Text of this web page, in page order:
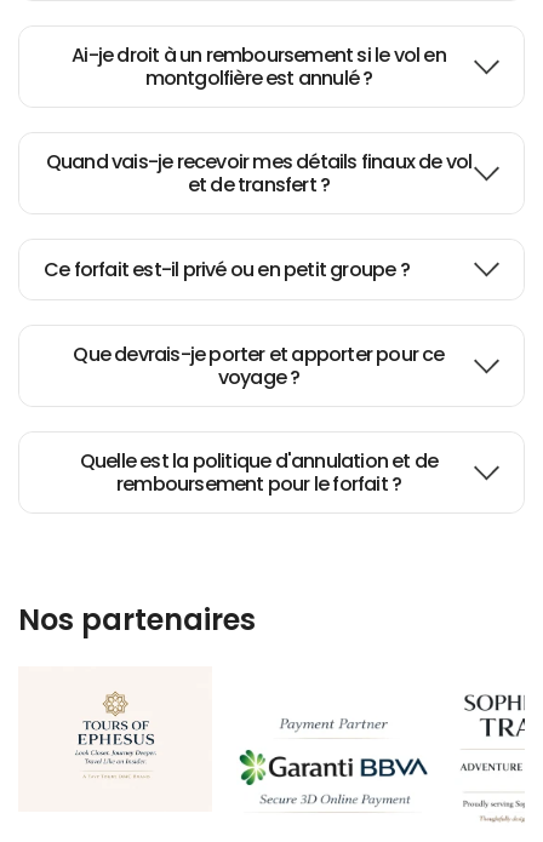
Big thank you...
Wonderful tour - would do it
again!
Excellent job coordinating our 3
Istanbul and Cappadocia
2-night tour of Cappadocia
Awesome!!
Ai-je droit à un remboursement si le vol en
montgolfière est annulé ?
Quand vais-je recevoir mes détails finaux de vol
et de transfert ?
Ce forfait est-il privé ou en petit groupe ?
Que devrais-je porter et apporter pour ce
voyage ?
Quelle est la politique d'annulation et de
remboursement pour le forfait ?
Nos partenaires